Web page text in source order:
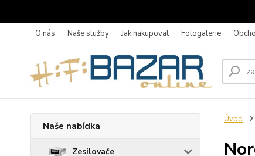
O nás Naše služby Jak nakupovat Fotogalerie
Naše nabídka
Zesilovače
Úvod